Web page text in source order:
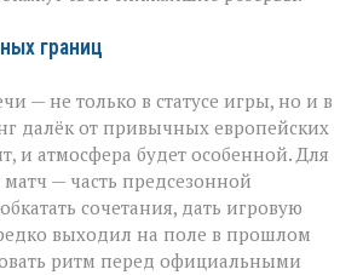
границ
— не только в статусе игры, но и в
далёк от привычных европейских
и атмосфера будет особенной. Для
— часть предсезонной
сочетания, дать игровую
выходил на поле в прошлом
ритм перед официальными